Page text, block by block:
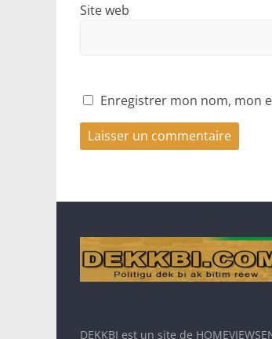
Site web
Enregistrer mon nom, mon
DEKKBI est un site de